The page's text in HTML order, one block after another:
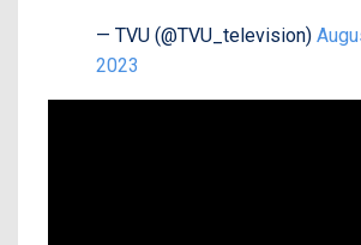
— TVU (@TVU_television)
2023